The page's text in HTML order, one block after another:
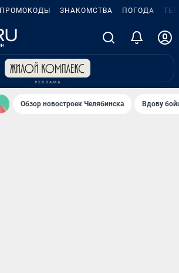
ПРОМОКОДЫ ЗНАКОМСТВА ПОГОДА
Обзор новостроек Челябинска Вдову